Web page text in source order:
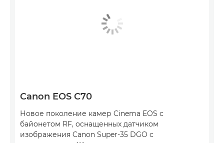
Canon EOS C70
Новое поколение камер Cinema EOS с
байонетом RF, оснащенных датчиком
изображения Canon Super-35 DGO с